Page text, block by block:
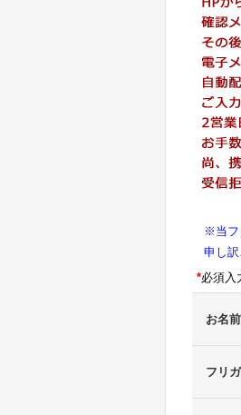
※当フ
申し訳
*必須入
お名前
フリ